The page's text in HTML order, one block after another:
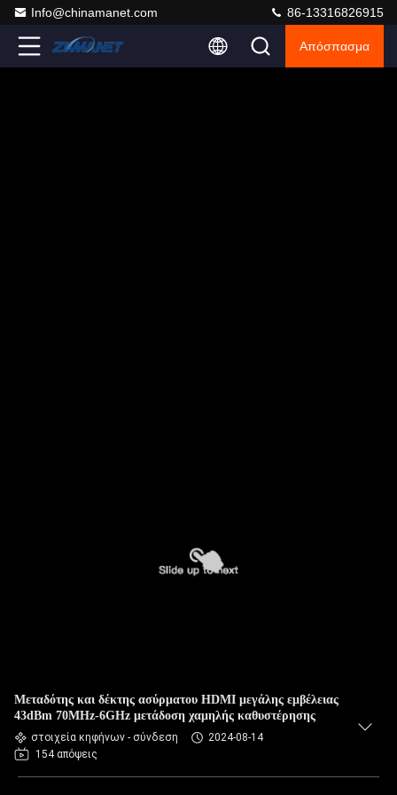
Info@chinamanet.com 86-13316826915
Απόσπασμα
Μεταδότης και δέκτης ασύρματου HDMI μεγάλης εμβέλειας
43dBm 70MHz-6GHz μετάδοση χαμηλής καθυστέρησης
στοιχεία κηφήνων - σύνδεση
2024-08-14
154 απόψεις